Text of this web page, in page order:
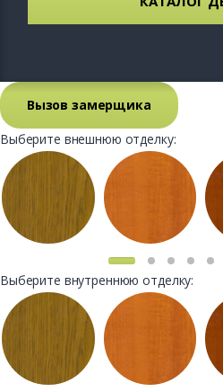
Вызов замерщика
Выберите внешнюю отделку:
Выберите внутреннюю отделку: